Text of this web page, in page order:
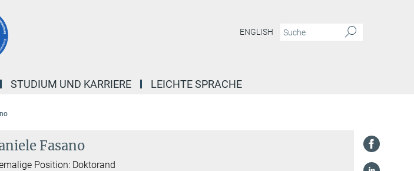
ENGLISH
STUDIUM UND KARRIERE LEICHTE SPRACHE
Fasano
Position: Doktorand